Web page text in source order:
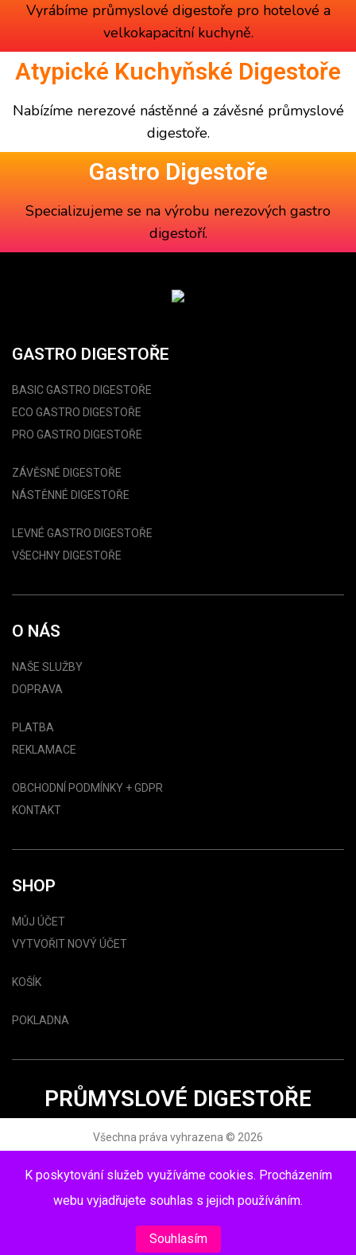
K poskytování služeb využíváme cookies. Procházením
webu vyjadřujete souhlas s jejich používáním.
Souhlasím
Vyrábíme průmyslové digestořepro hotelové a
velkokapacitní kuchyně.
Atypické Kuchyňské Digestoře
Nabízíme nerezové nástěnné a závěsné průmyslové
digestoře.
Gastro Digestoře
Specializujeme se na výrobu nerezových gastro
digestoří.
GASTRO DIGESTOŘE
BASIC GASTRO DIGESTOŘE
ECO GASTRO DIGESTOŘE
PRO GASTRO DIGESTOŘE
ZÁVĚSNÉ DIGESTOŘE
NÁSTĚNNÉ DIGESTOŘE
LEVNÉ GASTRO DIGESTOŘE
VŠECHNY DIGESTOŘE
O NÁS
NAŠE SLUŽBY
DOPRAVA
PLATBA
REKLAMACE
OBCHODNÍ PODMÍNKY + GDPR
KONTAKT
SHOP
MŮJ ÚČET
VYTVOŘIT NOVÝ ÚČET
KOŠÍK
POKLADNA
PRŮMYSLOVÉ DIGESTOŘE
Všechna práva vyhrazena © 2026
www.topdigestor.cz
TOP Digestoř | Shop Gastro Digestoře